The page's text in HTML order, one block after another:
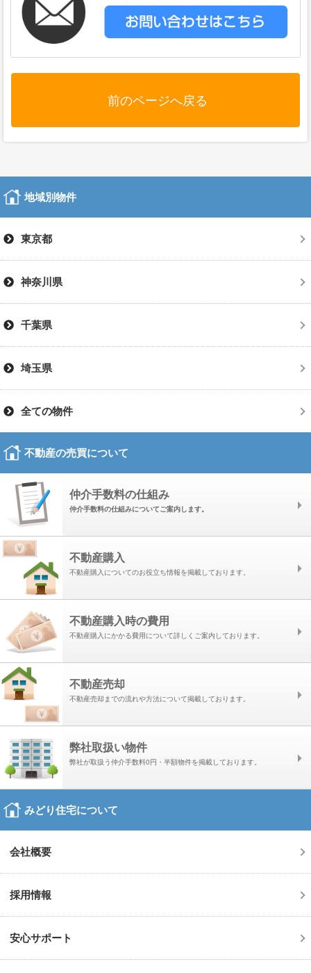
前のページへ戻る
地域別物件
東京都
神奈川県
千葉県
埼玉県
全ての物件
不動産の売買について
仲介手数料の仕組み
仲介手数料の仕組みについてご案内します。
不動産購入
不動産購入についてのお役立ち情報を掲載しております。
不動産購入時の費用
不動産購入にかかる費用について詳しくご案内しております。
不動産売却
不動産売却までの流れや方法について掲載しております。
弊社取扱い物件
弊社が取扱う仲介手数料0円・半額物件を掲載しております。
みどり住宅について
会社概要
採用情報
安心サポート